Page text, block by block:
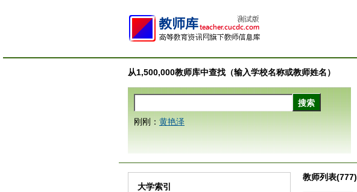
从1,500,000教师库中查找（输入学校名称或教师姓名）
刚刚： 黄艳泽
教师列表(777)
大学索引